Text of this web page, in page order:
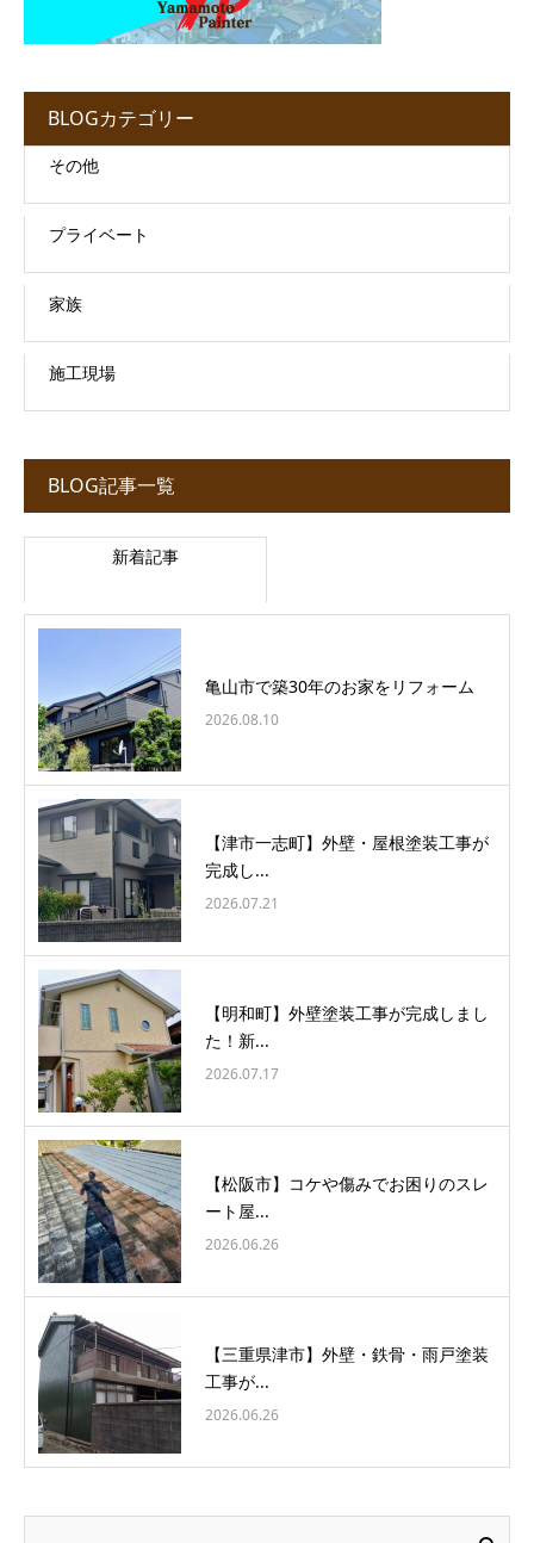
BLOGカテゴリー
その他
プライベート
家族
施工現場
BLOG記事一覧
新着記事
亀山市で築30年のお家をリフォーム
2026.08.10
【津市一志町】外壁・屋根塗装工事が
完成し...
2026.07.21
【明和町】外壁塗装工事が完成しまし
た！新...
2026.07.17
【松阪市】コケや傷みでお困りのスレ
ート屋...
2026.06.26
【三重県津市】外壁・鉄骨・雨戸塗装
工事が...
2026.06.26